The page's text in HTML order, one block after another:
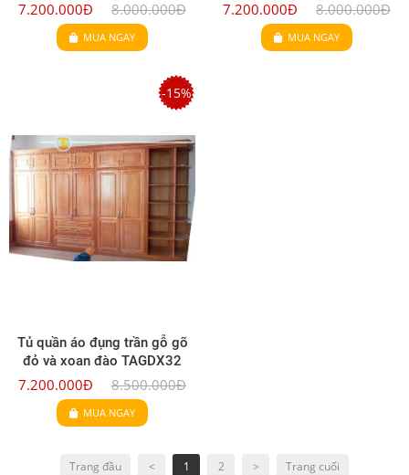
7.200.000Đ 8.000.000Đ
MUA NGAY
7.200.000Đ 8.000.000Đ
MUA NGAY
-15%
Tủ quần áo đụng trần gỗ gõ
đỏ và xoan đào TAGDX32
7.200.000Đ 8.500.000Đ
MUA NGAY
Trang đầu < 1 2 > Trang cuối